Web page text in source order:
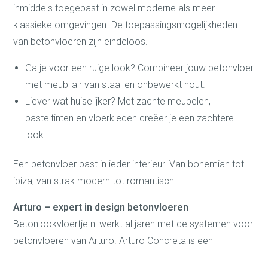
inmiddels toegepast in zowel moderne als meer
klassieke omgevingen. De toepassingsmogelijkheden
van betonvloeren zijn eindeloos.
Ga je voor een ruige look? Combineer jouw betonvloer
met meubilair van staal en onbewerkt hout.
Liever wat huiselijker? Met zachte meubelen,
pasteltinten en vloerkleden creëer je een zachtere
look.
Een betonvloer past in ieder interieur. Van bohemian tot
ibiza, van strak modern tot romantisch.
Arturo – expert in design betonvloeren
Betonlookvloertje.nl werkt al jaren met de systemen voor
betonvloeren van Arturo. Arturo Concreta is een